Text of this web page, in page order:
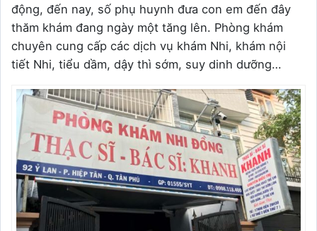
động, đến nay, số phụ huynh đưa con em đến đây
thăm khám đang ngày một tăng lên. Phòng khám
chuyên cung cấp các dịch vụ khám Nhi, khám nội
tiết Nhi, tiểu dầm, dậy thì sớm, suy dinh dưỡng…